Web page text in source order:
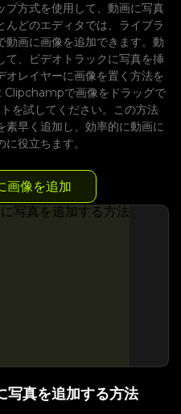
プ方式を使用して、動画に写真
んどのエディタでは、ライブラ
動画に画像を追加できます。動
て、ビデオトラックに写真を挿
オレイヤーに画像を置く方法を
で画像をドラッグで
を試してください。この方法
素早く追加し、効率的に動画に
役立ちます。
画像を追加
写真を追加する方法